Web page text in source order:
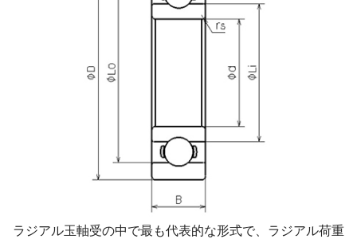
ラジアル玉軸受の中で最も代表的な形式で、ラジアル荷重